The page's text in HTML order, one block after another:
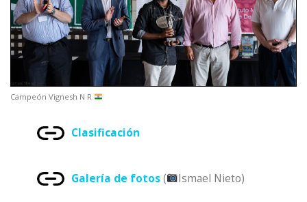
Campeón Vignesh N R
Clasificación
Galería de fotos( Ismael Nieto)